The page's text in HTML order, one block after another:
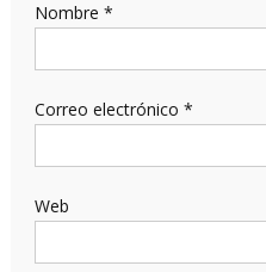
Nombre *
Correo electrónico *
Web